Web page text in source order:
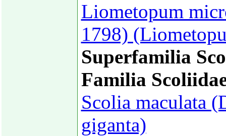
Liometopum
1798)
Superfamilia
Familia
Scolia maculata
giganta)